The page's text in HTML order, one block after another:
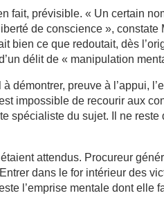
fait, prévisible. « Un certain
de conscience »,
bien ce que redoutait, dès
délit de « manipulation
démontrer, preuve à l’appui,
impossible de recourir aux
spécialiste du sujet. Il ne
attendus. Procureur
dans le for intérieur des
l’emprise mentale dont elle